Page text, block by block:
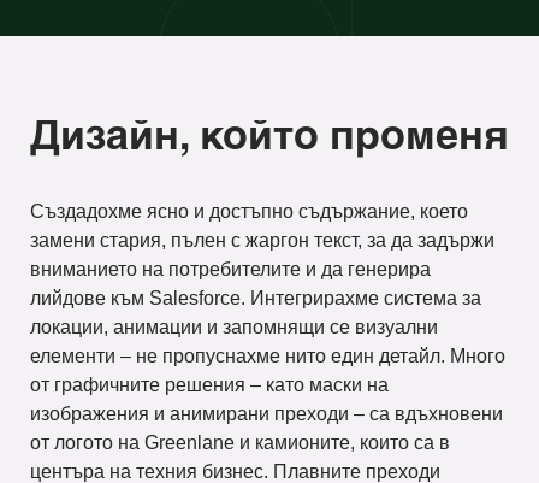
Дизайн, който променя
Създадохме ясно и достъпно съдържание, което
замени стария, пълен с жаргон текст, за да задържи
вниманието на потребителите и да генерира
лийдове към Salesforce. Интегрирахме система за
локации, анимации и запомнящи се визуални
елементи – не пропуснахме нито един детайл. Много
от графичните решения – като маски на
изображения и анимирани преходи – са вдъхновени
от логото на Greenlane и камионите, които са в
центъра на техния бизнес. Плавните преходи